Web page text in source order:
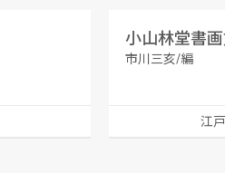
小山林堂書
市川三亥/編
江